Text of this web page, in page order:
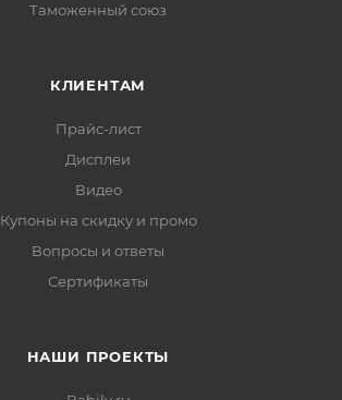
Таможенный союз
КЛИЕНТАМ
Прайс-лист
Дисплеи
Видео
Купоны на скидку и промо
Вопросы и ответы
Сертификаты
НАШИ ПРОЕКТЫ